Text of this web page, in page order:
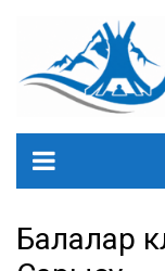
содержанию
Балалар